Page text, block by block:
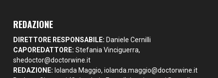
REDAZIONE
DIRETTORE RESPONSABILE: Daniele Cernilli
CAPOREDATTORE: Stefania Vinciguerra,
shedoctor@doctorwine.it
REDAZIONE: Iolanda Maggio,iolanda.maggio@doctorwine.it